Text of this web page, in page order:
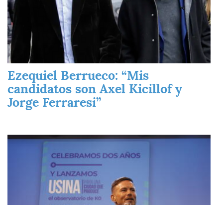
Ezequiel Berrueco: “Mis
candidatos son Axel Kicillof y
Jorge Ferraresi”
Imagen